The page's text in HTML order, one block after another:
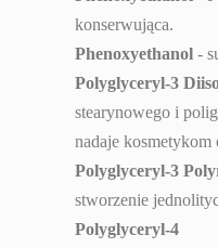
konserwująca.
Phenoxyethanol -
Polyglyceryl-3
stearynowego i
nadaje kosmetykom
Polyglyceryl-3
stworzenie
Polyglyceryl-4